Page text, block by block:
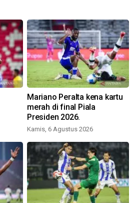
Mariano Peralta kena kartu
merah di final Piala
Presiden 2026.
Kamis, 6 Agustus 2026